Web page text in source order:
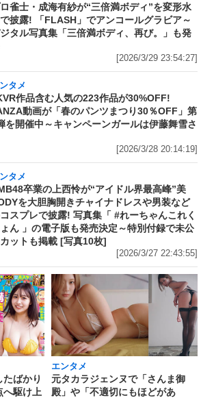
雀士・成海有紗が“三倍満ボディ”を変形水
披露! 「FLASH」でアンコールグラビア～
タル写真集「三倍満ボディ、再び。」も発
[2026/3/29 23:54:27]
タメ
作品含む人気の223作品が30%OFF!
動画が「春のパンツまつり30％OFF」第
を開催中～キャンペーンガールは伊藤舞雪さ
[2026/3/28 20:14:19]
タメ
卒業の上西怜が“アイドル界最高峰”美
を大胆胸開きチャイナドレスや男装など
スプレで披露! 写真集「 #れーちゃんこれく
ょん 」の電子版も発売決定～特別付録で未公
ットも掲載 [写真10枚]
[2026/3/27 22:43:55]
ばかり
へ駆け上
エンタメ
元タカラジェンヌで「さんま御
殿」や「不適切にもほどがあ